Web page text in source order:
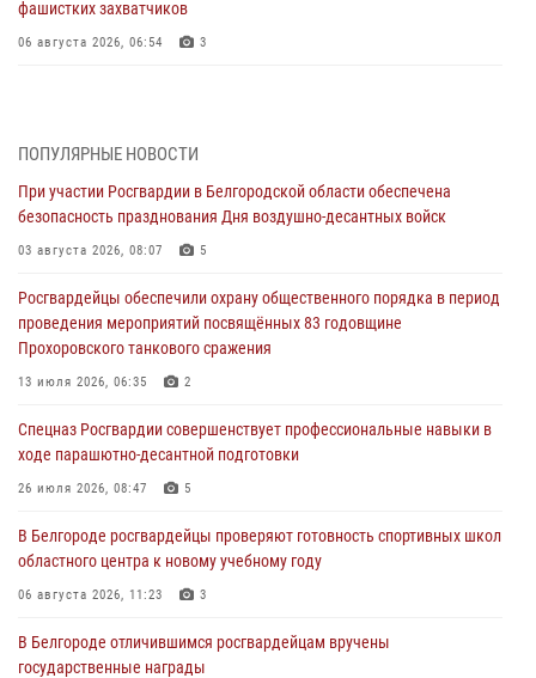
фашистких захватчиков
06 августа 2026, 06:54 3
05 августа 2026, 17:12 2
Росгвардейцы приняли участие в акции «Волна памяти»,
посвящённой 83‑й годовщине освобождения Белгорода от немецко
‑фашистских захватчиков
Росгвардия призывает белгородских владельцев оружия не
затягивать с перерегистрацией
05 августа 2026, 05:01
Росгвардейцы спасли раненого при атаке FPV-дрона ВСУ жителя
белгородского приграничья
04 августа 2026, 10:43
За неделю белгородские росгвардейцы пресекли свыше 130
правонарушений
04 августа 2026, 06:03
ПОПУЛЯРНЫЕ НОВОСТИ
При участии Росгвардии в Белгородской области обеспечена
безопасность празднования Дня воздушно-десантных войск
03 августа 2026, 08:07 5
Росгвардейцы обеспечили охрану общественного порядка в период
проведения мероприятий посвящённых 83 годовщине
Прохоровского танкового сражения
13 июля 2026, 06:35 2
Спецназ Росгвардии совершенствует профессиональные навыки в
ходе парашютно-десантной подготовки
26 июля 2026, 08:47 5
В Белгороде росгвардейцы проверяют готовность спортивных школ
областного центра к новому учебному году
06 августа 2026, 11:23 3
В Белгороде отличившимся росгвардейцам вручены
государственные награды